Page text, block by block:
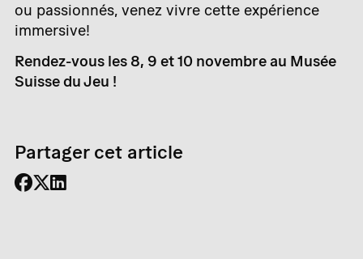
ou passionnés, venez vivre cette expérience
immersive!
Rendez-vous les 8, 9 et 10 novembre au Musée
Suisse du Jeu !
Partager cet article